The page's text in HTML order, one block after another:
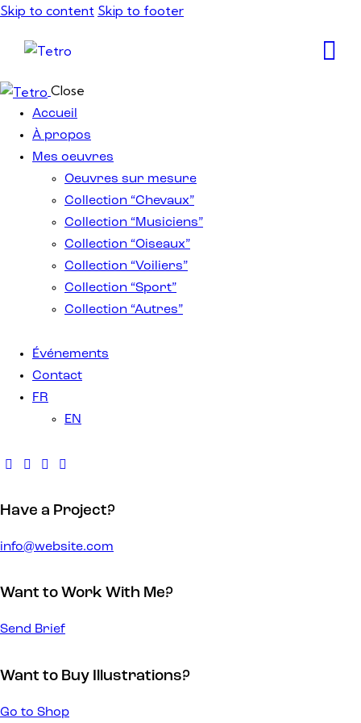
Skip to content Skip to footer
Close
Accueil
À propos
Mes oeuvres
Oeuvres sur mesure
Collection “Chevaux”
Collection “Musiciens”
Collection “Oiseaux”
Collection “Voiliers”
Collection “Sport”
Collection “Autres”
Événements
Contact
FR
EN
Have a Project?
info@website.com
Want to Work With Me?
Send Brief
Want to Buy Illustrations?
Go to Shop